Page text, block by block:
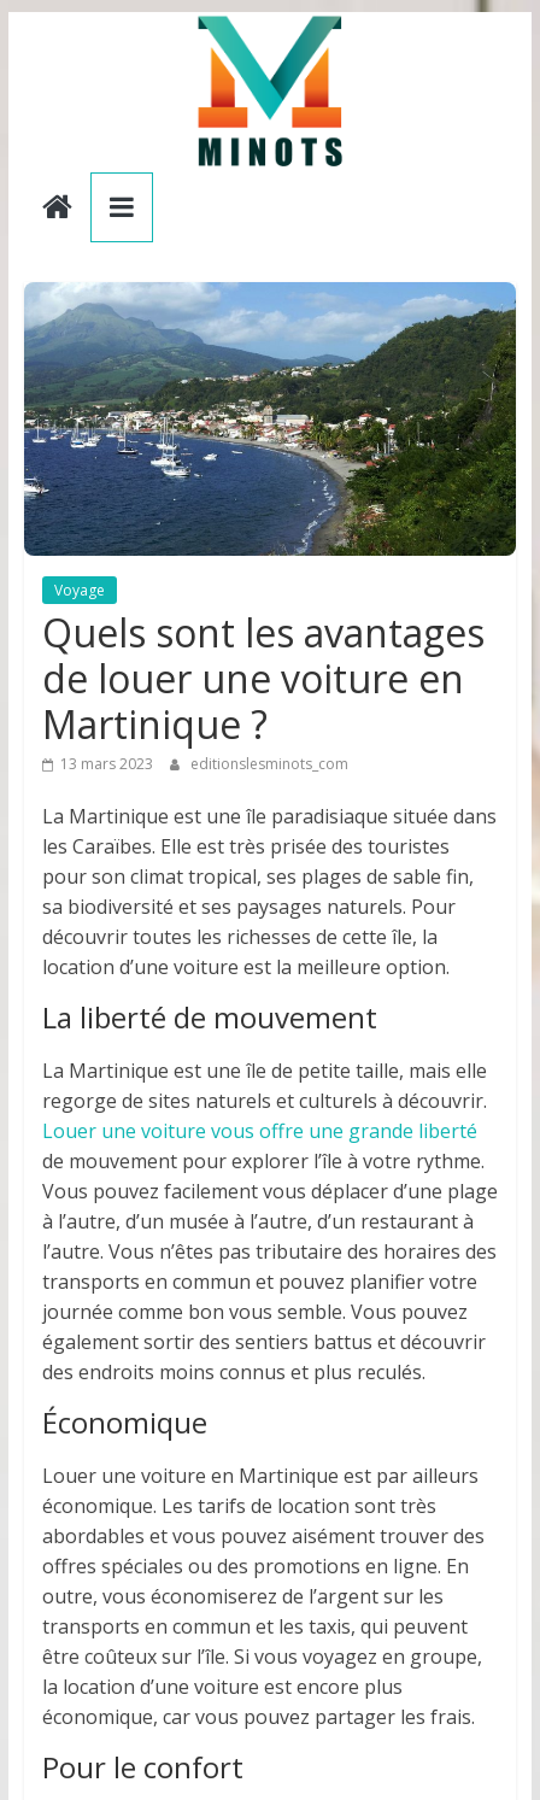
Voyage
Quels sont les avantages
de louer une voiture en
Martinique ?
13 mars 2023 editionslesminots_com
La Martinique est une île paradisiaque située dans
les Caraïbes. Elle est très prisée des touristes
pour son climat tropical, ses plages de sable fin,
sa biodiversité et ses paysages naturels. Pour
découvrir toutes les richesses de cette île, la
location d’une voiture est la meilleure option.
La liberté de mouvement
La Martinique est une île de petite taille, mais elle
regorge de sites naturels et culturels à découvrir.
Louer une voiture vous offre une grande liberté
de mouvement pour explorer l’île à votre rythme.
Vous pouvez facilement vous déplacer d’une plage
à l’autre, d’un musée à l’autre, d’un restaurant à
l’autre. Vous n’êtes pas tributaire des horaires des
transports en commun et pouvez planifier votre
journée comme bon vous semble. Vous pouvez
également sortir des sentiers battus et découvrir
des endroits moins connus et plus reculés.
Économique
Louer une voiture en Martinique est par ailleurs
économique. Les tarifs de location sont très
abordables et vous pouvez aisément trouver des
offres spéciales ou des promotions en ligne. En
outre, vous économiserez de l’argent sur les
transports en commun et les taxis, qui peuvent
être coûteux sur l’île. Si vous voyagez en groupe,
la location d’une voiture est encore plus
économique, car vous pouvez partager les frais.
Pour le confort